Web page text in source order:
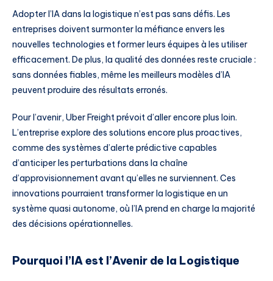
Adopter l’IA dans la logistique n’est pas sans défis. Les
entreprises doivent surmonter la méfiance envers les
nouvelles technologies et former leurs équipes à les utiliser
efficacement. De plus, la qualité des données reste cruciale :
sans données fiables, même les meilleurs modèles d’IA
peuvent produire des résultats erronés.
Pour l’avenir, Uber Freight prévoit d’aller encore plus loin.
L’entreprise explore des solutions encore plus proactives,
comme des systèmes d’alerte prédictive capables
d’anticiper les perturbations dans la chaîne
d’approvisionnement avant qu’elles ne surviennent. Ces
innovations pourraient transformer la logistique en un
système quasi autonome, où l’IA prend en charge la majorité
des décisions opérationnelles.
Pourquoi l’IA est l’Avenir de la Logistique